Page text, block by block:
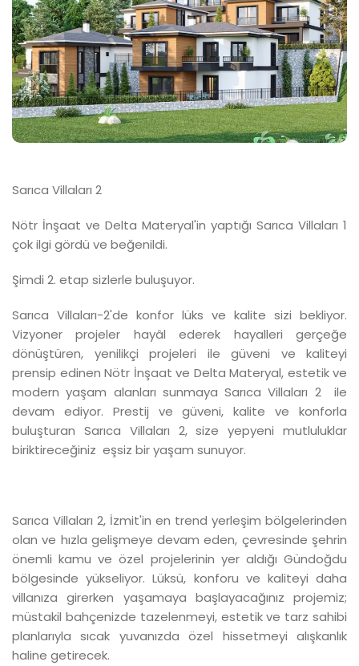
Sarıca Villaları 2
Nötr İnşaat ve Delta Materyal'in yaptığı Sarıca Villaları 1
çok ilgi gördü ve beğenildi.
Şimdi 2. etap sizlerle buluşuyor.
Sarıca Villaları-2'de konfor lüks ve kalite sizi bekliyor.
Vizyoner projeler hayâl ederek hayalleri gerçeğe
dönüştüren, yenilikçi projeleri ile güveni ve kaliteyi
prensip edinen Nötr İnşaat ve Delta Materyal, estetik ve
modern yaşam alanları sunmaya Sarıca Villaları 2 ile
devam ediyor. Prestij ve güveni, kalite ve konforla
buluşturan Sarıca Villaları 2, size yepyeni mutluluklar
biriktireceğiniz eşsiz bir yaşam sunuyor.
Sarıca Villaları 2, İzmit'in en trend yerleşim bölgelerinden
olan ve hızla gelişmeye devam eden, çevresinde şehrin
önemli kamu ve özel projelerinin yer aldığı Gündoğdu
bölgesinde yükseliyor. Lüksü, konforu ve kaliteyi daha
villanıza girerken yaşamaya başlayacağınız projemiz;
müstakil bahçenizde tazelenmeyi, estetik ve tarz sahibi
planlarıyla sıcak yuvanızda özel hissetmeyi alışkanlık
haline getirecek.